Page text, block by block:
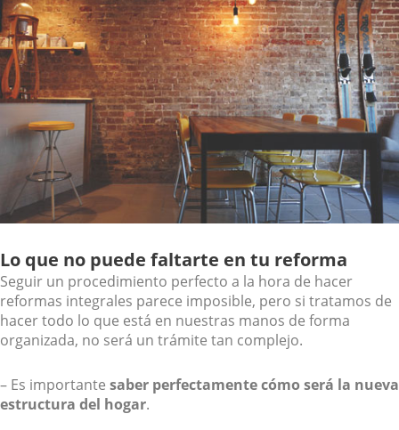
Lo que no puede faltarte en tu reforma
Seguir un procedimiento perfecto a la hora de hacer
reformas integrales parece imposible, pero si tratamos de
hacer todo lo que está en nuestras manos de forma
organizada, no será un trámite tan complejo.
– Es importante saber perfectamente cómo será la nueva
estructura del hogar.